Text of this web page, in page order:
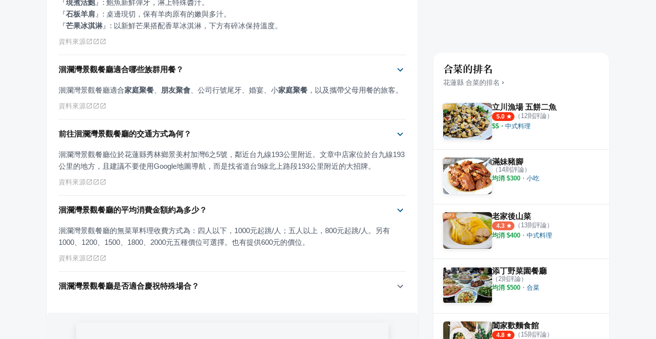
『現煮活鮑』
『石板羊肩 』
『芒果冰淇淋』 : 以新鮮芒果搭配香草冰淇淋，下方有碎冰保持溫度。
資料來源
洄瀾灣景觀餐廳適合哪些族群用餐？
洄瀾灣景觀餐廳適合家庭聚餐 朋友聚會 、公司行號尾牙、婚宴、小家庭聚餐 ，以及攜帶父母用餐的旅客。
資料來源
前往洄瀾灣景觀餐廳的交通方式為何？
洄瀾灣景觀餐廳位於花蓮縣秀林鄉景美村加灣6之5號，鄰近台九線193公里附近。文章中店家位於台九線193
公里的地方，且建議不要使用Google地圖導航，而是找省道台9線北上路段193公里附近的大招牌。
資料來源
洄瀾灣景觀餐廳的平均消費金額約為多少？
洄瀾灣景觀餐廳的無菜單料理收費方式為：四人以下，1000元起跳/人；五人以上，800元起跳/人。另有
1000、1200、1500、1800、2000元五種價位可選擇。也有提供600元的價位。
資料來源
洄瀾灣景觀餐廳是否適合慶祝特殊場合？
合菜的排名
花蓮縣 合菜的排名 ›
立川漁場 五餅二魚
5.0 （ 12則評論）
$$ ・ 中式料理
滿妹豬腳
（ 14則評論）
均消 $300 ・ 小吃
老家後山菜
4.3 （ 13則評論）
均消 $400 ・ 中式料理
添丁野菜園餐廳
（ 2則評論）
均消 $500 ・ 合菜
闔家歡麵食館
4.8 （ 15則評論）